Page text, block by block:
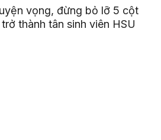
vọng, đừng bỏ lỡ 5 cột
thành tân sinh viên HSU